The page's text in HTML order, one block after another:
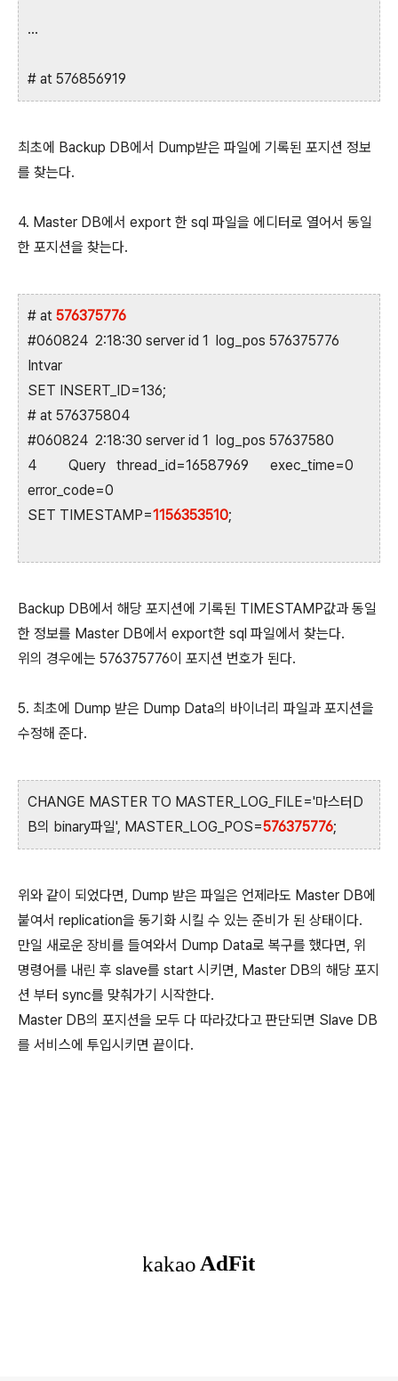
...
# at 576856919
최초에 Backup DB에서 Dump받은 파일에 기록된 포지션 정보
를 찾는다.
4. Master DB에서 export 한 sql 파일을 에디터로 열어서 동일
한 포지션을 찾는다.
# at 576375776
#060824 2:18:30 server id 1 log_pos 576375776
Intvar
SET INSERT_ID=136;
# at 576375804
#060824 2:18:30 server id 1 log_pos 57637580
4 Query thread_id=16587969 exec_time=0
error_code=0
SET TIMESTAMP=1156353510;
Backup DB에서 해당 포지션에 기록된 TIMESTAMP값과 동일
한 정보를 Master DB에서 export한 sql 파일에서 찾는다.
위의 경우에는 576375776이 포지션 번호가 된다.
5. 최초에 Dump 받은 Dump Data의 바이너리 파일과 포지션을
수정해 준다.
CHANGE MASTER TO MASTER_LOG_FILE='마스터D
B의 binary파일', MASTER_LOG_POS=576375776;
위와 같이 되었다면, Dump 받은 파일은 언제라도 Master DB에
붙여서 replication을 동기화 시킬 수 있는 준비가 된 상태이다.
만일 새로운 장비를 들여와서 Dump Data로 복구를 했다면, 위
명령어를 내린 후 slave를 start 시키면, Master DB의 해당 포지
션 부터 sync를 맞춰가기 시작한다.
Master DB의 포지션을 모두 다 따라갔다고 판단되면 Slave DB
를 서비스에 투입시키면 끝이다.